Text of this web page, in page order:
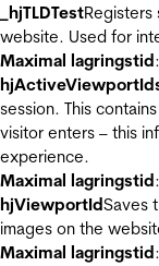
_hjTLDTestRegisters
website. Used for
Maximal lagringstid
session. This
visitor enters – this
experience.
Maximal lagringstid
hjViewportIdSaves
images on the
Maximal lagringstid